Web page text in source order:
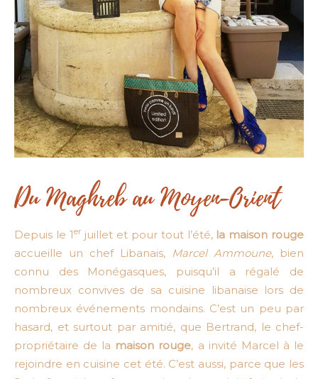
Du Maghreb au Moyen-Orient
Depuis le 1er juillet et pour tout l’été, la maison rouge
accueille un chef Libanais, Marcel Ammoune, bien
connu des Monégasques, puisqu’il a régalé de
nombreux convives de sa cuisine libanaise lors de
nombreux événements mondains. C’est un peu par
hasard, et surtout par amitié, que Bertrand, le chef-
propriétaire de la maison rouge, a invité Marcel à le
rejoindre en cuisine cet été. C’est aussi, parce que les